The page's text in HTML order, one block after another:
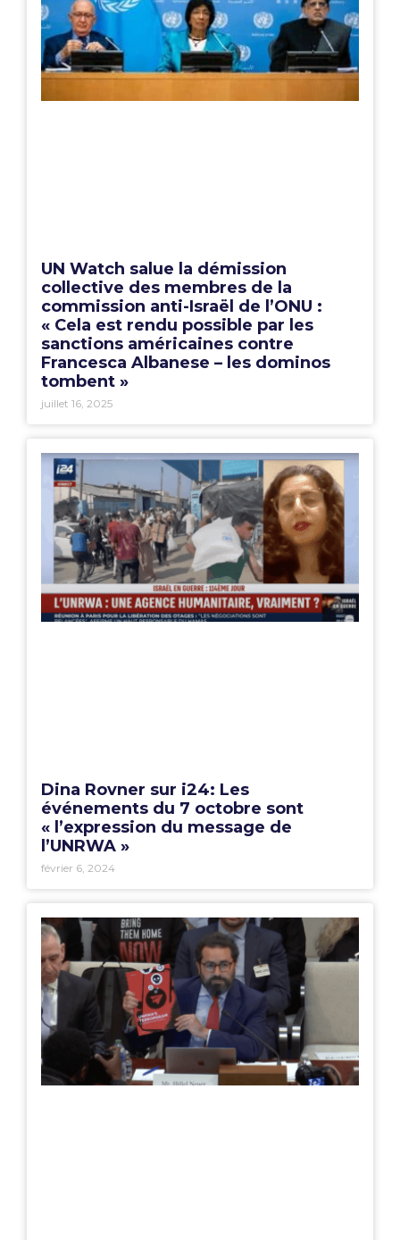
UN Watch salue la démission
collective des membres de la
commission anti-Israël de l’ONU :
« Cela est rendu possible par les
sanctions américaines contre
Francesca Albanese – les dominos
tombent »
juillet 16, 2025
Dina Rovner sur i24: Les
événements du 7 octobre sont
« l’expression du message de
l’UNRWA »
février 6, 2024